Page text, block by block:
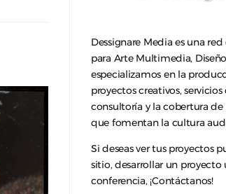
Dessignare Media es una
para Arte Multimedia,
especializamos en la
proyectos creativos,
consultoría y la cobertura de
que fomentan la cultura
Si deseas ver tus proyectos
sitio, desarrollar un proyecto
conferencia, ¡Contáctanos!